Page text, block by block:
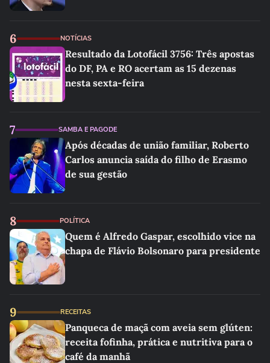
6 NOTÍCIAS
Resultado da Lotofácil 3756: Três apostas
do DF, PA e RO acertam as 15 dezenas
nesta sexta-feira
7 SAMBA E PAGODE
Após décadas de união familiar, Roberto
Carlos anuncia saída do filho de Erasmo
de sua gestão
8 POLÍTICA
Quem é Alfredo Gaspar, escolhido vice na
chapa de Flávio Bolsonaro para presidente
9 RECEITAS
Panqueca de maçã com aveia sem glúten:
receita fofinha, prática e nutritiva para o
café da manhã